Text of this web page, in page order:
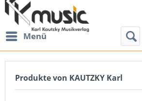
Menü
Produkte von KAUTZKY Karl